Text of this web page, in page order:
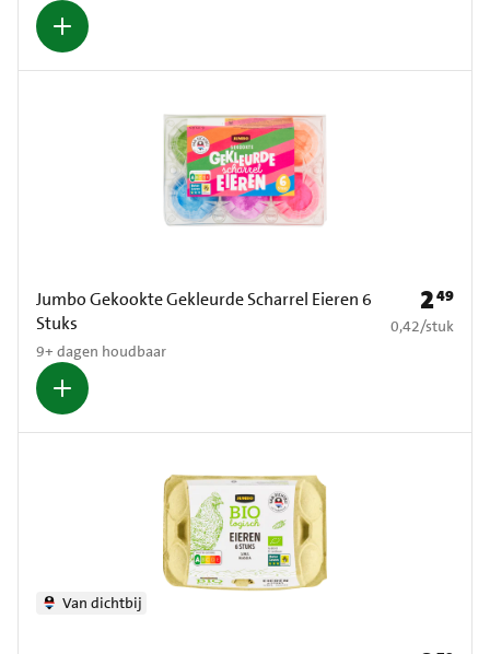
Jumbo Gekookte Gekleurde Scharrel Eieren 6
Stuks
9+ dagen houdbaar
Prijs: €
249
€ 0,42 per stuk
0,42/stuk
Van dichtbij